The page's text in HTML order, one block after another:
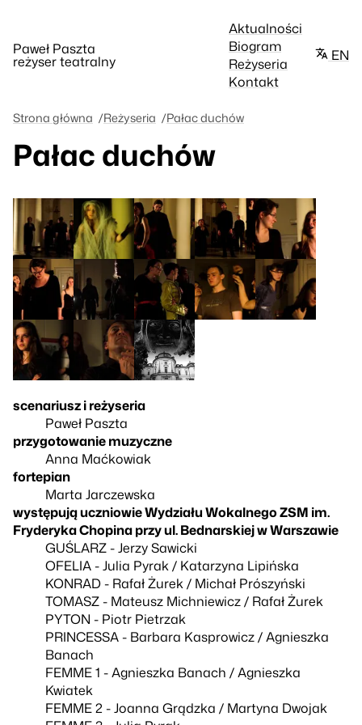
Paweł Paszta
reżyser teatralny
Aktualności
Biogram
Reżyseria
Kontakt
EN
Strona główna Reżyseria Pałac duchów
Pałac duchów
scenariusz i reżyseria
Paweł Paszta
przygotowanie muzyczne
Anna Maćkowiak
fortepian
Marta Jarczewska
występują uczniowie Wydziału Wokalnego ZSM im.
Fryderyka Chopina przy ul. Bednarskiej w Warszawie
GUŚLARZ - Jerzy Sawicki
OFELIA - Julia Pyrak / Katarzyna Lipińska
KONRAD - Rafał Żurek / Michał Prószyński
TOMASZ - Mateusz Michniewicz / Rafał Żurek
PYTON - Piotr Pietrzak
PRINCESSA - Barbara Kasprowicz / Agnieszka
Banach
FEMME 1 - Agnieszka Banach / Agnieszka
Kwiatek
FEMME 2 - Joanna Grądzka / Martyna Dwojak